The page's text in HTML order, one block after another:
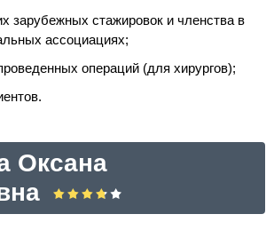
зарубежных стажировок и членства в
ассоциациях;
операций (для хирургов);
Оксана